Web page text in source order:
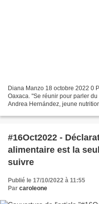
Diana Manzo 18 octobre 2022 0
Oaxaca. "Se réunir pour parler
Andrea Hernández, jeune
#16Oct2022 -
alimentaire est la
suivre
Publié le 17/10/2022 à 11:55
Par caroleone